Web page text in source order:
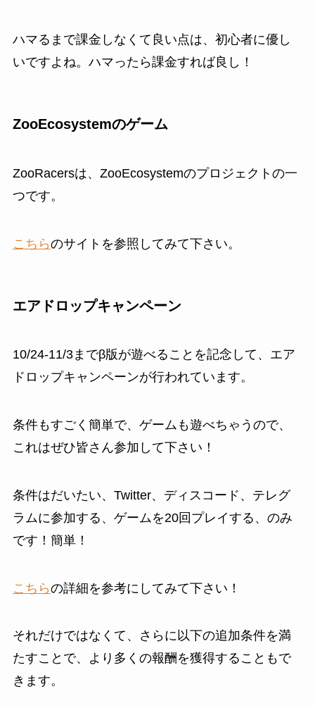
ハマるまで課金しなくて良い点は、初心者に優し
いですよね。ハマったら課金すれば良し！
ZooEcosystemのゲーム
ZooRacersは、ZooEcosystemのプロジェクトの一
つです。
こちらのサイトを参照してみて下さい。
エアドロップキャンペーン
10/24-11/3までβ版が遊べることを記念して、エア
ドロップキャンペーンが行われています。
条件もすごく簡単で、ゲームも遊べちゃうので、
これはぜひ皆さん参加して下さい！
条件はだいたい、Twitter、ディスコード、テレグ
ラムに参加する、ゲームを20回プレイする、のみ
です！簡単！
こちらの詳細を参考にしてみて下さい！
それだけではなくて、さらに以下の追加条件を満
たすことで、より多くの報酬を獲得することもで
きます。